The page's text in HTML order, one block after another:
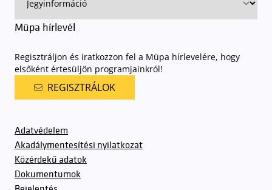
Müpa hírlevél
Regisztráljon és iratkozzon fel a Müpa hírlevelére, hogy
elsőként értesüljön programjainkról!
REGISZTRÁLOK
Adatvédelem
Akadálymentesítési nyilatkozat
Közérdekű adatok
Dokumentumok